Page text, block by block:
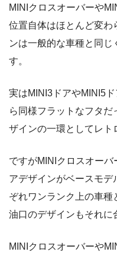
MINIクロスオーバーや
位置自体はほとんど変わ
ンは一般的な車種と同じ
す。
実はMINI3ドアやMINI5
ら同様フラットなフタ
ザインの一環としてレト
ですがMINIクロスオーバ
アデザインがベースモ
ぞれワンランク上の車
油口のデザインもそれに
MINIクロスオーバーや